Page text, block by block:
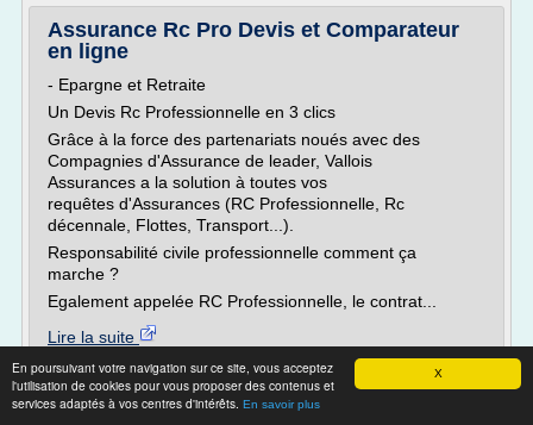
X
En poursuivant votre navigation sur ce site, vous acceptez
l'utilisation de cookies pour vous proposer des contenus et
services adaptés à vos centres d'intérêts. En savoir plus
Assurance Rc Pro Devis et Comparateur
en ligne
- Epargne et Retraite
Un Devis Rc Professionnelle en 3 clics
Grâce à la force des partenariats noués avec des
Compagnies d'Assurance de leader, Vallois
Assurances a la solution à toutes vos
requêtes d'Assurances (RC Professionnelle, Rc
décennale, Flottes, Transport...).
Responsabilité civile professionnelle comment ça
marche ?
Egalement appelée RC Professionnelle, le contrat...
Lire la suite
Site :https://rc-pro-assurance.fr